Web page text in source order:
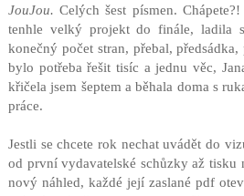
JouJou. Celých šest písmen.
tenhle velký projekt do finále, ladila
konečný počet stran, přebal,
bylo potřeba řešit tisíc a jednu věc,
křičela jsem šeptem a běhala doma s
práce.
Jestli se chcete rok nechat uvádět do
od první vydavatelské schůzky až
nový náhled, každé její zaslané pdf